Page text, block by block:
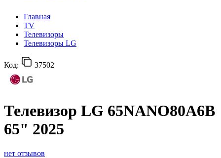
Главная
TV
Телевизоры
Телевизоры LG
Код: 37502
Телевизор LG 65NANO80A6B
65" 2025
нет отзывов